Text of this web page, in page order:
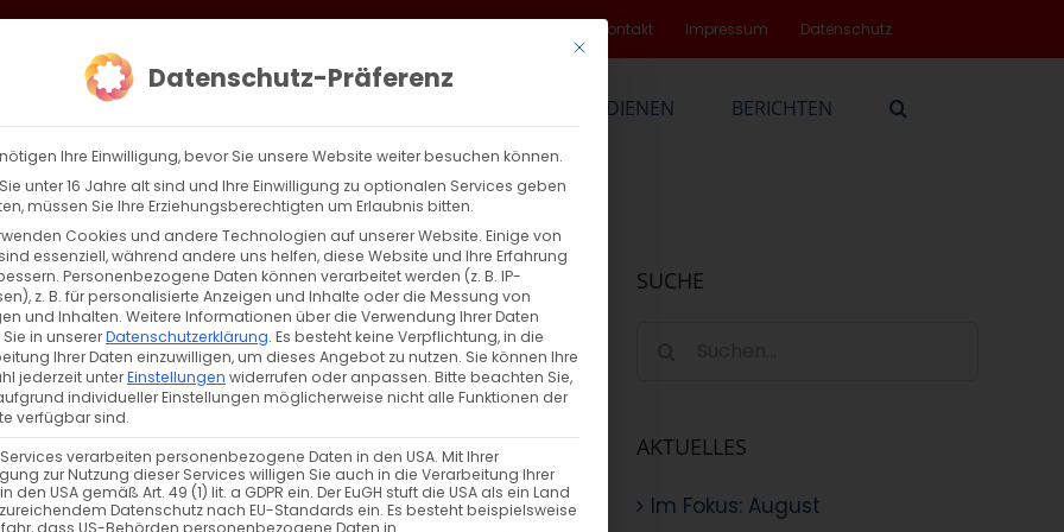
Kontakt Impressum Datenschutz
DIENEN BERICHTEN
Zurück Vor
Kulturvisionärin
SUCHE
AKTUELLES
Im Fokus: August
Mit diesem Button wird der Dialog geschlossen. Seine
Datenschutz-Präferenz
Ihre Einwilligung, bevor Sie unsere Website weiter besuchen können.
unter 16 Jahre alt sind und Ihre Einwilligung zu optionalen Services geben
müssen Sie Ihre Erziehungsberechtigten um Erlaubnis bitten.
Cookies und andere Technologien auf unserer Website. Einige von
essenziell, während andere uns helfen, diese Website und Ihre Erfahrung
Personenbezogene Daten können verarbeitet werden (z. B. IP-
z. B. für personalisierte Anzeigen und Inhalte oder die Messung von
und Inhalten. Weitere Informationen über die Verwendung Ihrer Daten
in unsererDatenschutzerklärung. Es besteht keine Verpflichtung, in die
Ihrer Daten einzuwilligen, um dieses Angebot zu nutzen. Sie können Ihre
jederzeit unterEinstellungen widerrufen oder anpassen. Bitte beachten Sie,
individueller Einstellungen möglicherweise nicht alle Funktionen der
verfügbar sind.
verarbeiten personenbezogene Daten in den USA. Mit Ihrer
zur Nutzung dieser Services willigen Sie auch in die Verarbeitung Ihrer
den USA gemäß Art. 49 (1) lit. a GDPR ein. Der EuGH stuft die USA als ein Land
Datenschutz nach EU-Standards ein. Es besteht beispielsweise
dass US-Behörden personenbezogene Daten in